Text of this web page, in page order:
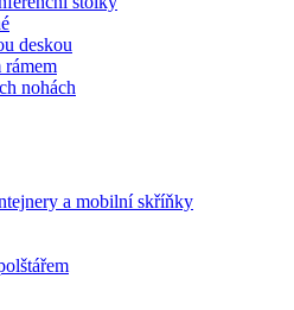
deskou
nohách
a mobilní skříňky